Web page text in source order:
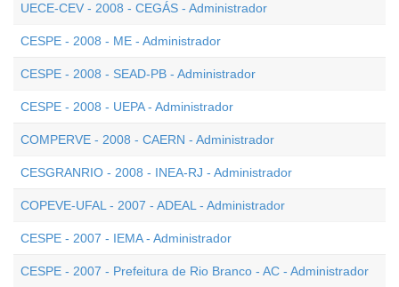
UECE-CEV - 2008 - CEGÁS - Administrador
CESPE - 2008 - ME - Administrador
CESPE - 2008 - SEAD-PB - Administrador
CESPE - 2008 - UEPA - Administrador
COMPERVE - 2008 - CAERN - Administrador
CESGRANRIO - 2008 - INEA-RJ - Administrador
COPEVE-UFAL - 2007 - ADEAL - Administrador
CESPE - 2007 - IEMA - Administrador
CESPE - 2007 - Prefeitura de Rio Branco - AC - Administrador